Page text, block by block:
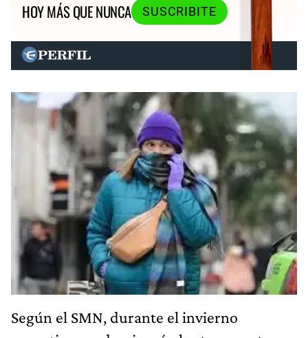
HOY MÁS QUE NUNCA
SUSCRIBITE
Según el SMN, durante el invierno